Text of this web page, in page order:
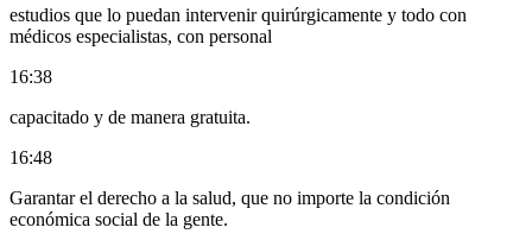
estudios que lo puedan intervenir quirúrgicamente y todo con
médicos especialistas, con personal
16:38
capacitado y de manera gratuita.
16:48
Garantar el derecho a la salud, que no importe la condición
económica social de la gente.